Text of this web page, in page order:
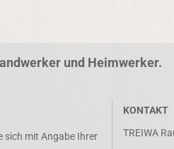
und Heimwerker.
sich mit Angabe Ihrer
KONTAKT
TREIWA